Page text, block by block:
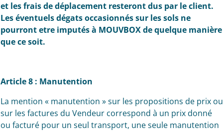
et les frais de déplacement resteront dus par le client.
Les éventuels dégats occasionnés sur les sols ne
pourront etre imputés à MOUVBOX de quelque manière
que ce soit.
Article 8 : Manutention
La mention « manutention » sur les propositions de prix ou
sur les factures du Vendeur correspond à un prix donné
ou facturé pour un seul transport, une seule manutention